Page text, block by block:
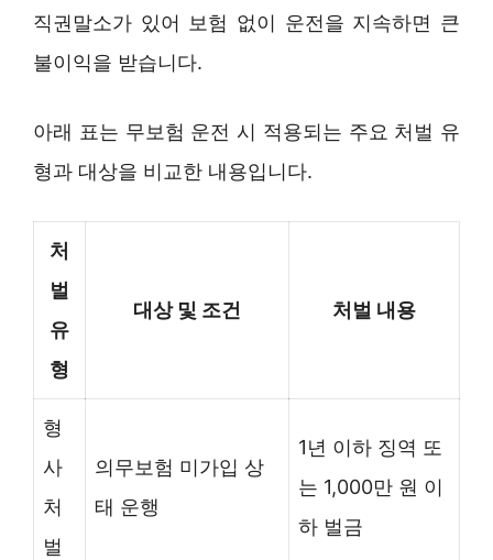
직권말소가 있어 보험 없이 운전을 지속하면 큰
불이익을 받습니다.
아래 표는 무보험 운전 시 적용되는 주요 처벌 유
형과 대상을 비교한 내용입니다.
처
벌
유
형
대상 및 조건 처벌 내용
형
사
처
벌
의무보험 미가입 상
태 운행
1년 이하 징역 또
는 1,000만 원 이
하 벌금